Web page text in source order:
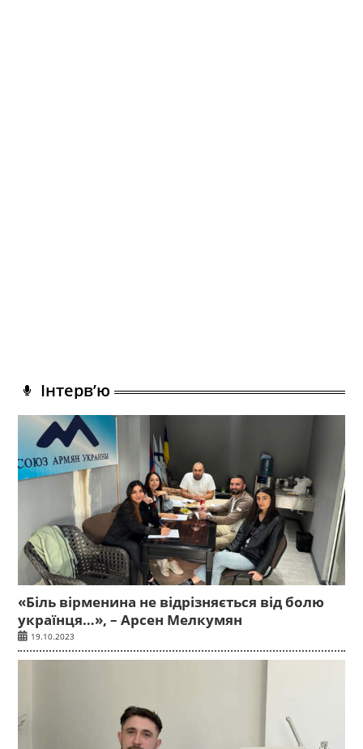
Інтерв’ю
«Біль вірменина не відрізняється від болю
українця…», – Арсен Мелкумян
19.10.2023